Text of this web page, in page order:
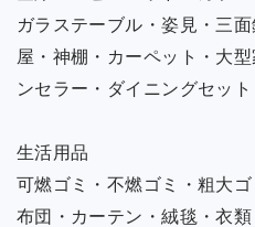
ガラステーブル・姿見・三
屋・神棚・カーペット・大
ンセラー・ダイニングセッ
生活用品
可燃ゴミ・不燃ゴミ・粗大
布団・カーテン・絨毯・衣